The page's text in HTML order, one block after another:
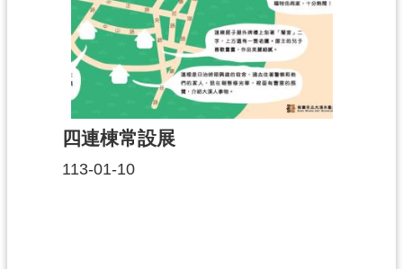
四連棟常設展
113-01-10